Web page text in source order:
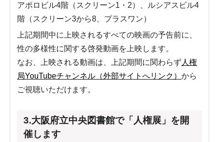
アポロビル4階（スクリーン1・2）、ルシアスビル4
階（スクリーン3から8、プラスワン）
上記期間中に上映されるすべての映画の予告前に、
性の多様性に関する啓発動画を上映します。
なお、上映される動画は、上記期間に関わらず人権
局YouTubeチャンネル（外部サイトへリンク） から
ご視聴いただけます。
3.大阪府立中央図書館で「人権展」を開
催します